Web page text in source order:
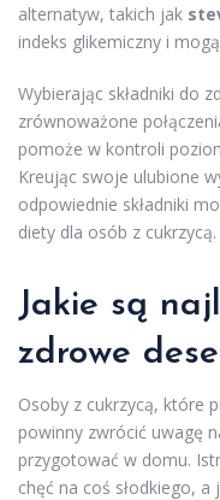
alternatyw, takich jak
indeks glikemiczny i
Wybierając składniki do
zrównoważone
pomoże w kontroli
Kreując swoje ulubione
odpowiednie składniki
diety dla osób z cukrzycą.
Jakie są
zdrowe
Osoby z cukrzycą, które
powinny zwrócić uwagę
przygotować w domu.
chęć na coś słodkiego,